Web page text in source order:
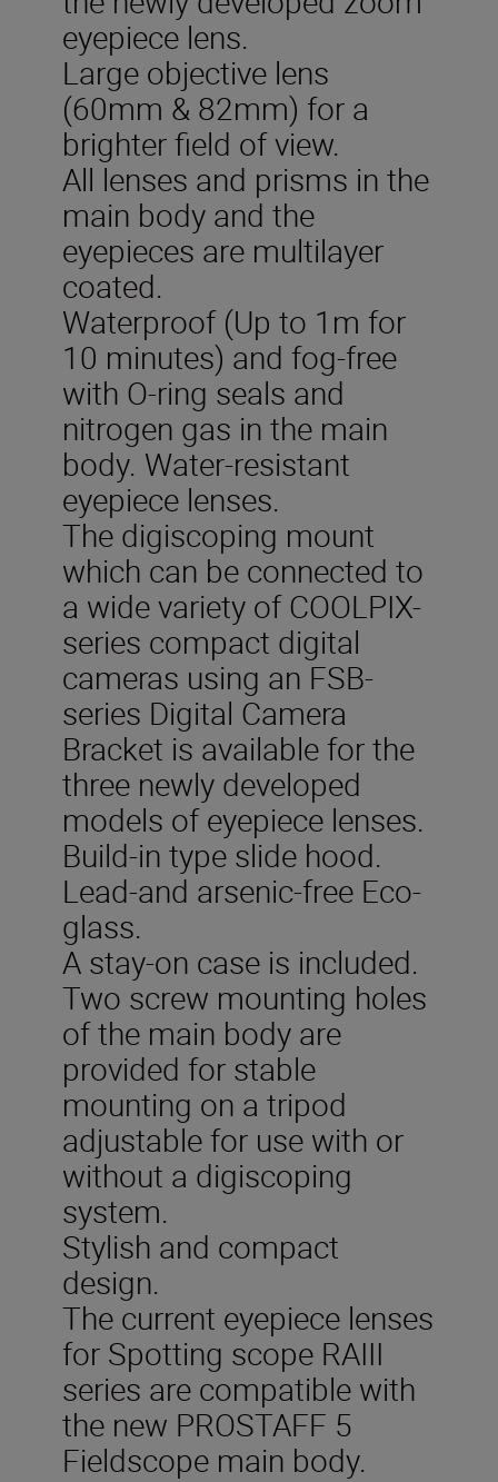
eyepiece lens.
Large objective lens
(60mm & 82mm) for a
brighter field of view.
All lenses and prisms in the
main body and the
eyepieces are multilayer
coated.
Waterproof (Up to 1m for
10 minutes) and fog-free
with O-ring seals and
nitrogen gas in the main
body. Water-resistant
eyepiece lenses.
The digiscoping mount
which can be connected to
a wide variety of COOLPIX-
series compact digital
cameras using an FSB-
series Digital Camera
Bracket is available for the
three newly developed
models of eyepiece lenses.
Build-in type slide hood.
Lead-and arsenic-free Eco-
glass.
A stay-on case is included.
Two screw mounting holes
of the main body are
provided for stable
mounting on a tripod
adjustable for use with or
without a digiscoping
system.
Stylish and compact
design.
The current eyepiece lenses
for Spotting scope RAIII
series are compatible with
the new PROSTAFF 5
Fieldscope main body.